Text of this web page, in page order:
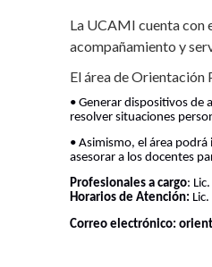
La UCAMI cuenta con
acompañamiento y
El área de Orientación
•Generar dispositivos de
resolver situaciones
• Asimismo, el área
asesorar a los docentes
Profesionales a cargo:
Horarios de Atención:
Correo electrónico: